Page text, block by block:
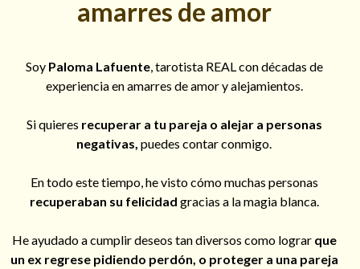
Leer más sobre mí
Hechizos de amor
amarres de amor
Soy Paloma Lafuente, tarotista REAL con décadas de
experiencia en amarres de amor y alejamientos.
Si quieres recuperar a tu pareja o alejar a personas
negativas, puedes contar conmigo.
En todo este tiempo, he visto cómo muchas personas
recuperaban su felicidad gracias a la magia blanca.
He ayudado a cumplir deseos tan diversos como lograr que
un ex regrese pidiendo perdón, o proteger a una pareja